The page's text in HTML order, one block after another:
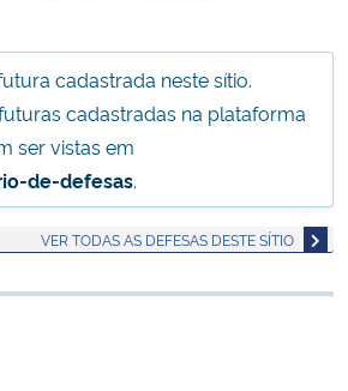
e Abastecimento
cadastrada neste sítio.
cadastradas na plataforma
ser vistas em
de-defesas.
VER TODAS AS DEFESAS DESTE SÍTIO